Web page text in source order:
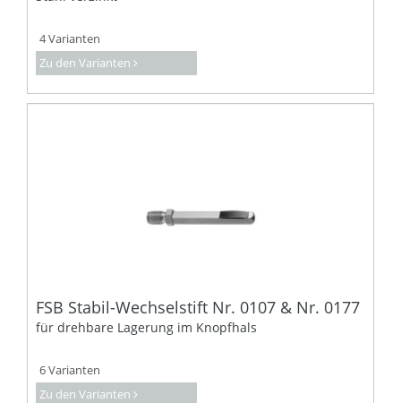
4 Varianten
Zu den Varianten
FSB Stabil-Wechselstift Nr. 0107 & Nr. 0177
für drehbare Lagerung im Knopfhals
6 Varianten
Zu den Varianten